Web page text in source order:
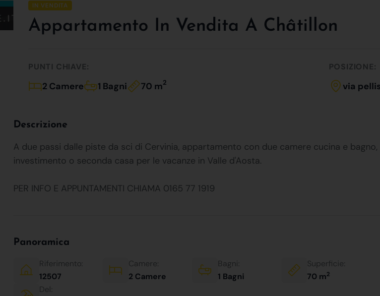
IN VENDITA
Appartamento In Vendita A Châtillon
PUNTI CHIAVE:
2 Camere 1 Bagni 70 m2
POSIZIONE:
via
Descrizione
A due passi dalle piste da sci di Cervinia, appartamento con due camere cucina e
investimento o seconda casa per le vacanze in Valle d'Aosta.
PER INFO E APPUNTAMENTI CHIAMA 0165 77 1919
Panoramica
Riferimento:
12507
Camere:
2 Camere
Bagni:
1 Bagni
Superficie:
70 m2
Del: